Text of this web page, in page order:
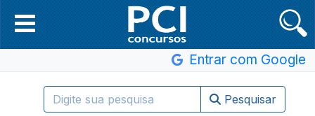
Entrar com Google
Pesquisar